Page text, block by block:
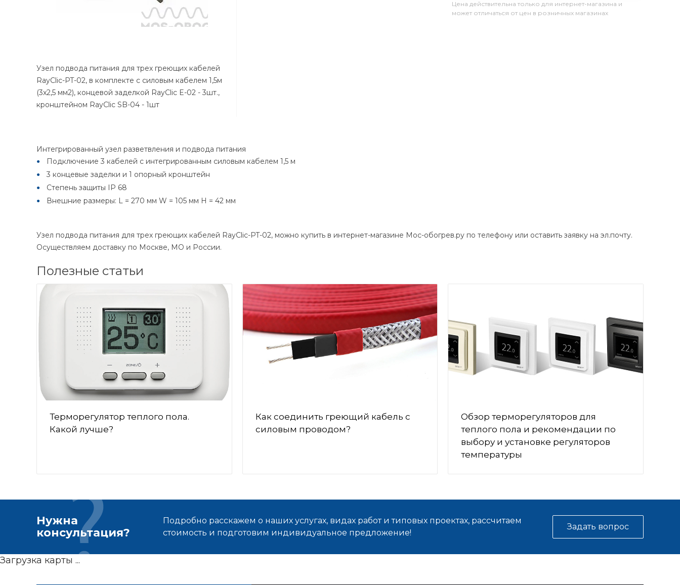
Узел подвода питания для трех греющих кабелей
RayClic-PT-02, в комплекте с силовым кабелем 1,5м
(3x2,5 мм2), концевой заделкой RayClic E-02 - 3шт.,
кронштейном RayClic SB-04 - 1шт
Цена действительна только для интернет-магазина и
может отличаться от цен в розничных магазинах
Интегрированный узел разветвления и подвода питания
Подключение 3 кабелей с интегрированным силовым кабелем 1,5 м
3 концевые заделки и 1 опорный кронштейн
Степень защиты IP 68
Внешние размеры: L = 270 мм W = 105 мм H = 42 мм
Узел подвода питания для трех греющих кабелей RayClic-PT-02, можно купить в интернет-магазине Мос-обогрев.ру по телефону или оставить заявку на эл.почту.
Осуществляем доставку по Москве, МО и России.
Полезные статьи
Терморегулятор теплого пола.
Какой лучше?
Как соединить греющий кабель с
силовым проводом?
Обзор терморегуляторов для
теплого пола и рекомендации по
выбору и установке регуляторов
температуры
Нужна
консультация?
Подробно расскажем о наших услугах, видах работ и типовых проектах, рассчитаем
стоимость и подготовим индивидуальное предложение!
Задать вопрос
Загрузка карты ...